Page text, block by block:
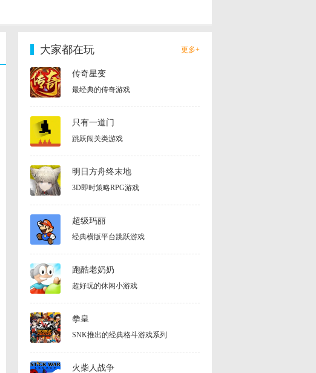
更多+
大家都在玩
传奇星变
最经典的传奇游戏
只有一道门
跳跃闯关类游戏
明日方舟终末地
3D即时策略RPG游戏
超级玛丽
经典横版平台跳跃游戏
跑酷老奶奶
超好玩的休闲小游戏
拳皇
SNK推出的经典格斗游戏系列
火柴人战争